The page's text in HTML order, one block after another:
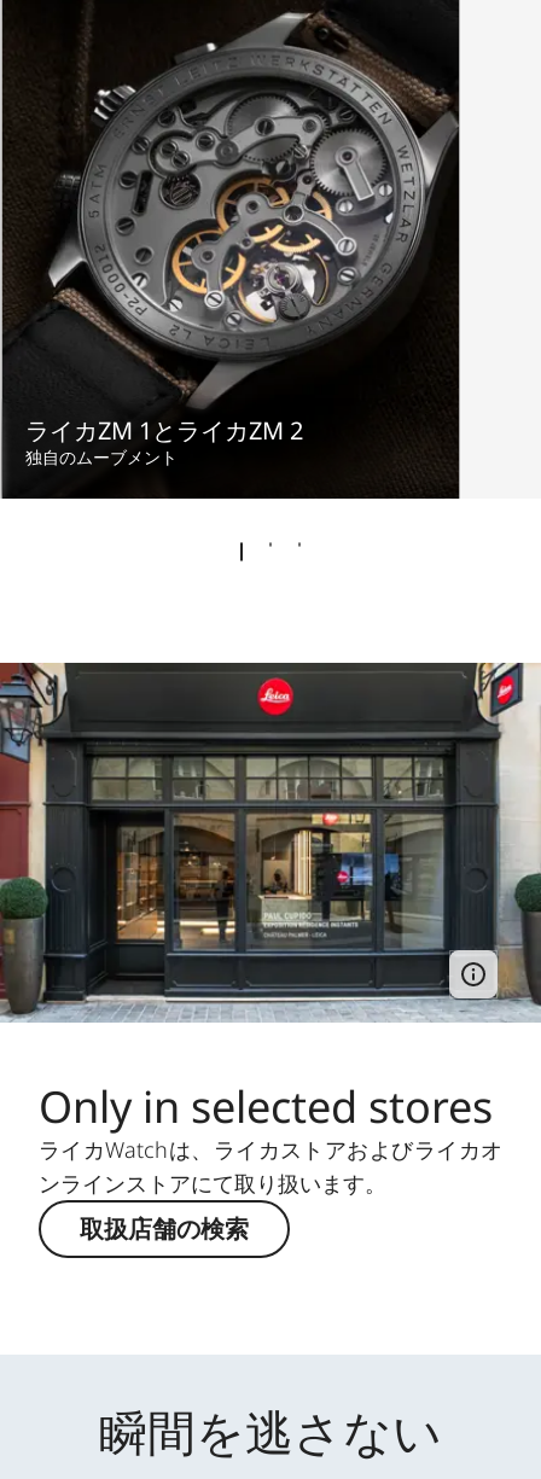
ライカZM 1とライカZM 2
独自のムーブメント
Only in selected stores
ライカWatchは、ライカストアおよびライカオ
ンラインストアにて取り扱います。
取扱店舗の検索
瞬間を逃さない